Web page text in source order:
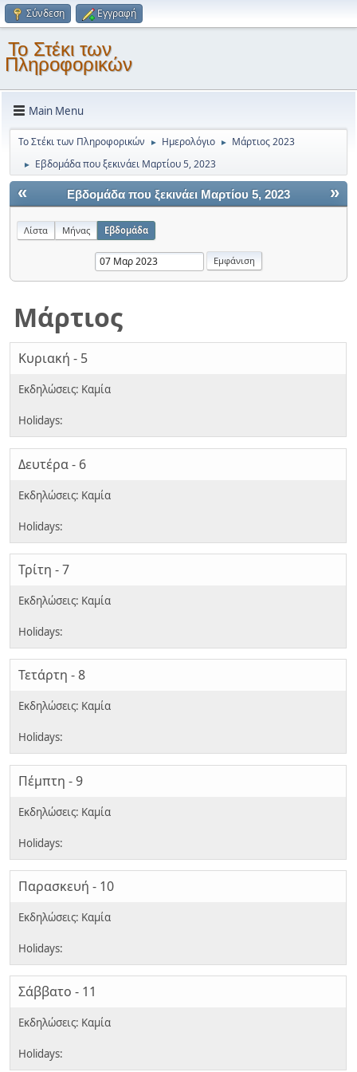
Σύνδεση Εγγραφή
Το Στέκι των
Πληροφορικών
Main Menu
Το Στέκι των Πληροφορικών ► Ημερολόγιο ► Μάρτιος 2023
► Εβδομάδα που ξεκινάει Μαρτίου 5, 2023
« »
Εβδομάδα που ξεκινάει Μαρτίου 5, 2023
Λίστα Μήνας Εβδομάδα
Μάρτιος
Κυριακή - 5
Δευτέρα - 6
Τρίτη - 7
Τετάρτη - 8
Πέμπτη - 9
Παρασκευή - 10
Σάββατο - 11